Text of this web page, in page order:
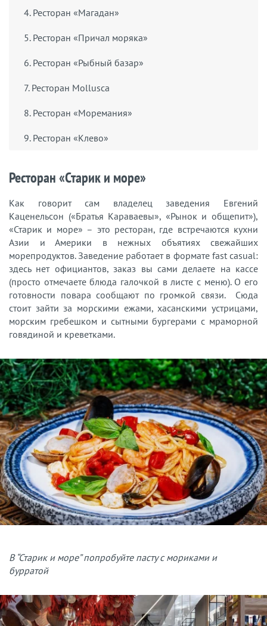
4. Ресторан «Магадан»
5. Ресторан «Причал моряка»
6. Ресторан «Рыбный базар»
7. Ресторан Mollusca
8. Ресторан «Моремания»
9. Ресторан «Клево»
Ресторан «Старик и море»
Как говорит сам владелец заведения Евгений
Каценельсон («Братья Караваевы», «Рынок и общепит»),
«Старик и море» – это ресторан, где встречаются кухни
Азии и Америки в нежных объятиях свежайших
морепродуктов. Заведение работает в формате fast casual:
здесь нет официантов, заказ вы сами делаете на кассе
(просто отмечаете блюда галочкой в листе с меню). О его
готовности повара сообщают по громкой связи. Сюда
стоит зайти за морскими ежами, хасанскими устрицами,
морским гребешком и сытными бургерами с мраморной
говядиной и креветками.
В “Старик и море” попробуйте пасту с мориками и
бурратой